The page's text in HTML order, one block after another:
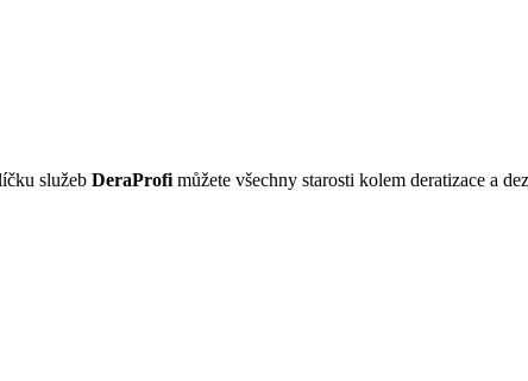
služeb DeraProfi můžete všechny starosti kolem deratizace a